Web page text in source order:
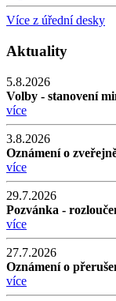
Více z úřední desky
Aktuality
5.8.2026
Volby - stanovení
více
3.8.2026
Oznámení o
více
29.7.2026
Pozvánka -
více
27.7.2026
Oznámení o
více